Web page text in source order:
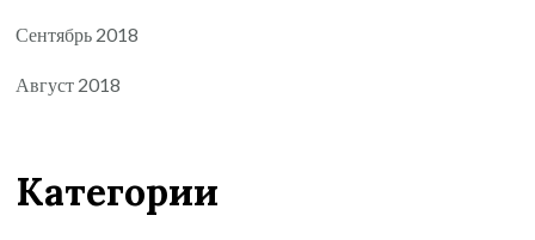
Сентябрь 2018
Август 2018
Категории